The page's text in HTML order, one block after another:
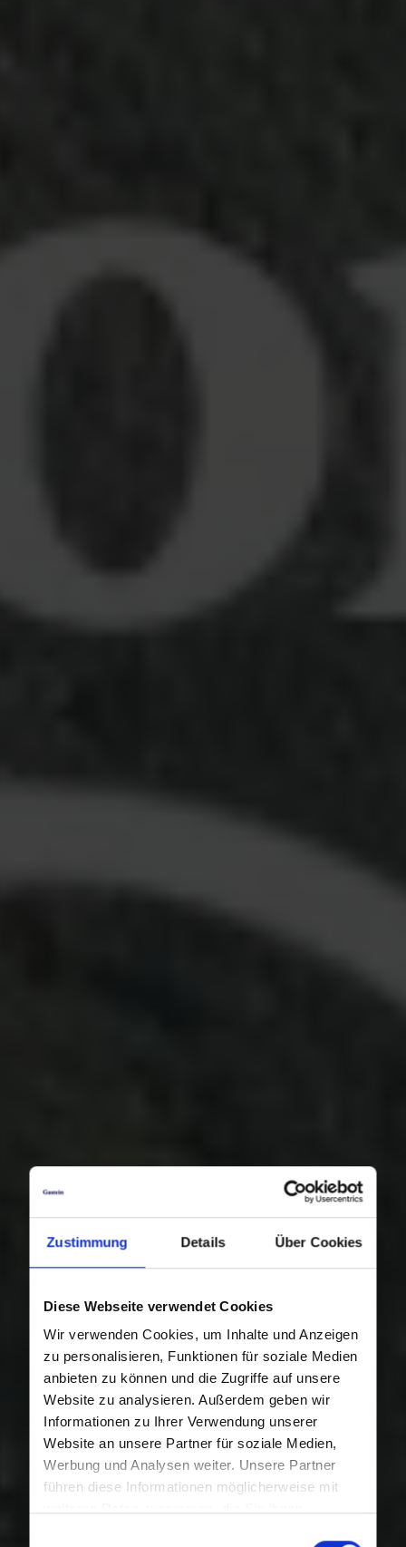
Zustimmung Details Über Cookies
Diese Webseite verwendet Cookies
Wir verwenden Cookies, um Inhalte und Anzeigen
zu personalisieren, Funktionen für soziale Medien
anbieten zu können und die Zugriffe auf unsere
Website zu analysieren. Außerdem geben wir
Informationen zu Ihrer Verwendung unserer
Website an unsere Partner für soziale Medien,
Werbung und Analysen weiter. Unsere Partner
führen diese Informationen möglicherweise mit